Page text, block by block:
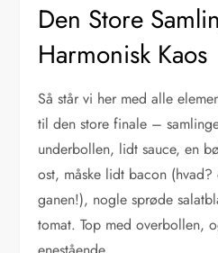
Den Store
Harmonisk Kaos
Så står vi her med alle
til den store finale –
underbollen, lidt sauce, en
ost, måske lidt bacon
ganen!), nogle sprøde
tomat. Top med overbollen,